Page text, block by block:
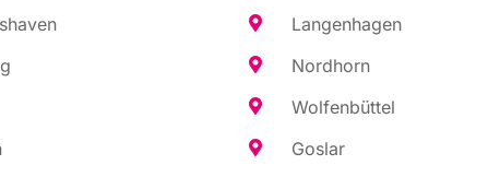
Lan­gen­ha­gen
Nord­horn
Wol­fen­büt­tel
Gos­lar